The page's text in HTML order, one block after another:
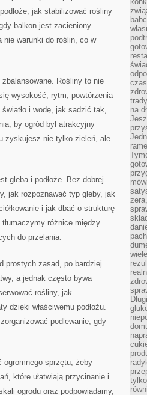
jak stabilizować rośliny
balkon jest zacieniony.
nie warunki do roślin, co w
Rośliny to nie
wysokość, rytm, powtórzenia
i wodę, jak sadzić tak,
by ogród był atrakcyjny
zyskujesz nie tylko zieleń, ale
gleba i podłoże. Bez dobrej
jak rozpoznawać typ gleby, jak
i jak dbać o strukturę
różnice między
do przelania.
prostych zasad, po bardziej
a jednak często bywa
rośliny, jak
dzięki właściwemu podłożu.
podlewanie, gdy
ogromnego sprzętu, żeby
które ułatwiają przycinanie i
ogrodu oraz podpowiadamy,
na